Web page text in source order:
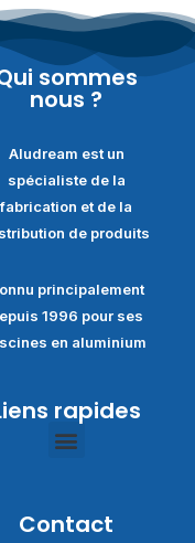
sommes
nous ?
Aludream est un
spécialiste de la
fabrication et de la
de produits
principalement
1996 pour ses
en aluminium
rapides
Contact